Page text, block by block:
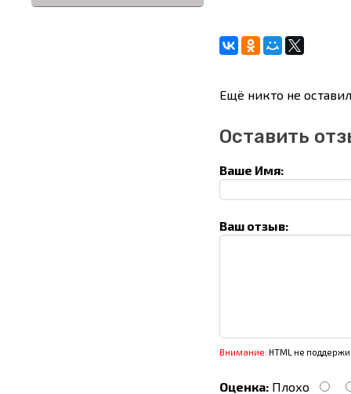
Ещё никто не
Оставить
Ваше Имя:
Ваш отзыв:
Внимание: HTML не
Оценка: Плохо